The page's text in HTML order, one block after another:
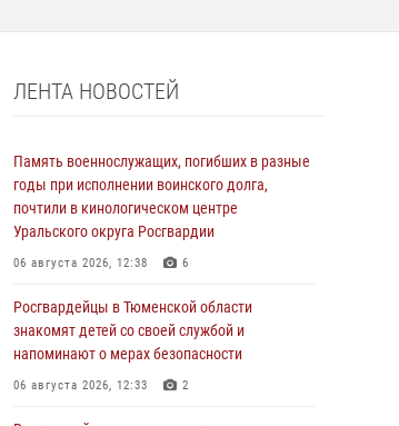
ЛЕНТА НОВОСТЕЙ
Память военнослужащих, погибших в разные
годы при исполнении воинского долга,
почтили в кинологическом центре
Уральского округа Росгвардии
06 августа 2026, 12:38 6
Росгвардейцы в Тюменской области
знакомят детей со своей службой и
напоминают о мерах безопасности
06 августа 2026, 12:33 2